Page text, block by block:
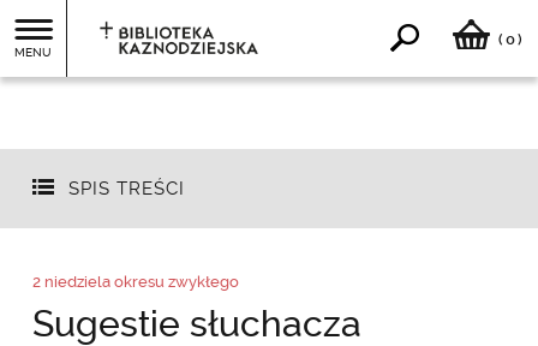
MENU
( 0)
SPIS TREŚCI
2 niedziela okresu zwykłego
Sugestie słuchacza